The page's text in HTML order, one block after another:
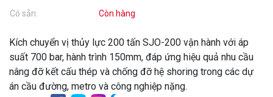
Có sẵn:
Còn hàng
Kích chuyển vị thủy lực 200 tấn SJO-200 vận hành với áp
suất 700 bar, hành trình 150mm, đáp ứng hiệu quả nhu cầu
nâng đỡ kết cấu thép và chống đỡ hệ shoring trong các dự
án cầu đường, metro và công nghiệp nặng.